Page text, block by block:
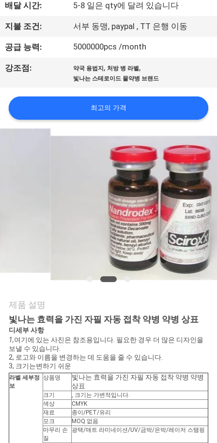
장
여
행
질
관
스
경
우
배달 시간: 5-8 일은 qty에 달려 있습니다
지불 조건: 서부 동맹, paypal , TT 은행 이동
공급 능력: 5000000pcs /month
강조점: 약국 용법지 , 처방 병 라벨,
빛나는 스테로이드 물약병 브랜드
최고의 가격
제품 설명
빛나는 효력을 가진 자필 자동 접착 약병 약병 상표
디 세부 사항
1,여기에 있는 사진은 참조용입니다. 필요한 경우 더 많은 디자인을
보낼 수 있습니다.
2, 로고와 이름을 변경하는 데 도움을 줄 수 있습니다.
3, 크기는변하기 쉬운
라벨 세부정
보
상품명
빛나는 효력을 가진 자필 자동 접착 약병 약병
상표
크기
, 크기는 가변적입니다.
색상
CMYK
재료
종이/PET/유리
모크
MOQ 없음
마무리 손
질
광택/매트 라미네이션/UV/금박/은박/레이저 스탬핑